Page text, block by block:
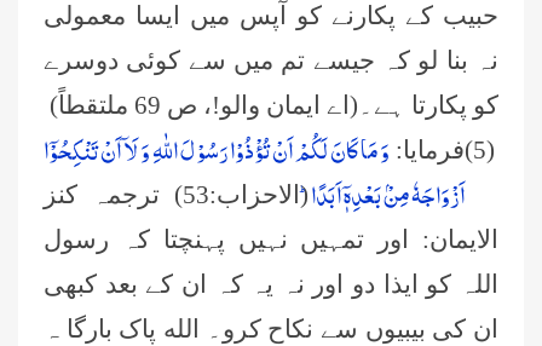
حبیب کے پکارنے کو آپس میں ایسا معمولی
نہ بنا لو کہ جیسے تم میں سے کوئی دوسرے
کو پکارتا ہے۔(اے ایمان والو!، ص 69 ملتقطاً)
(5)فرمایا:
وَ مَا كَانَ لَكُمْ اَنْ تُؤْذُوْا رَسُوْلَ اللّٰهِ وَ لَاۤ اَنْ تَنْكِحُوْۤا
اَزْوَاجَهٗ مِنْۢ بَعْدِهٖۤ اَبَدًاؕ
(الاحزاب:53) ترجمہ کنز
الایمان: اور تمہیں نہیں پہنچتا کہ رسول
اللہ کو ایذا دو اور نہ یہ کہ ان کے بعد کبھی
ان کی بیبیوں سے نکاح کرو۔ الله پاک بارگا ہ